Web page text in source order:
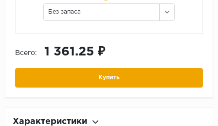
Без запаса
Всего: 1 361.25 ₽
Купить
Характеристики